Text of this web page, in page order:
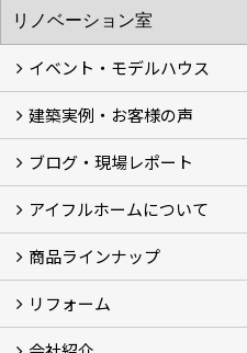
イベント・モデルハウス
イベント
モデルハウス見学
建築実例・お客様の声
建築実例
お客様の声
ブログ・現場レポート
ブログ
現場レポート
アイフルホームについて
アイフルホームについて (5)
商品ラインナップ
商品ラインナップ
リフォーム
まるごと断熱リフォーム
イベント情報
施工事例